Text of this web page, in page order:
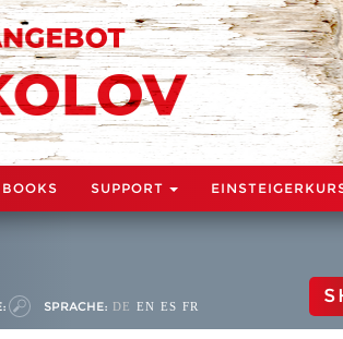
SUPPORT
SPRACHE: DE EN ES FR